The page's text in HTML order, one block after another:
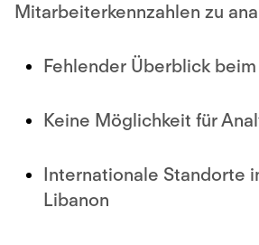
Mitarbeiterkennzahlen zu
Fehlender Überblick
Keine Möglichkeit für
Internationale Standorte
Libanon